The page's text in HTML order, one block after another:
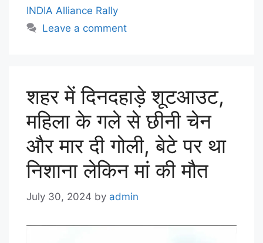
INDIA Alliance Rally
Leave a comment
शहर में दिनदहाड़े शूटआउट,
महिला के गले से छीनी चेन
और मार दी गोली, बेटे पर था
निशाना लेकिन मां की मौत
July 30, 2024 by admin